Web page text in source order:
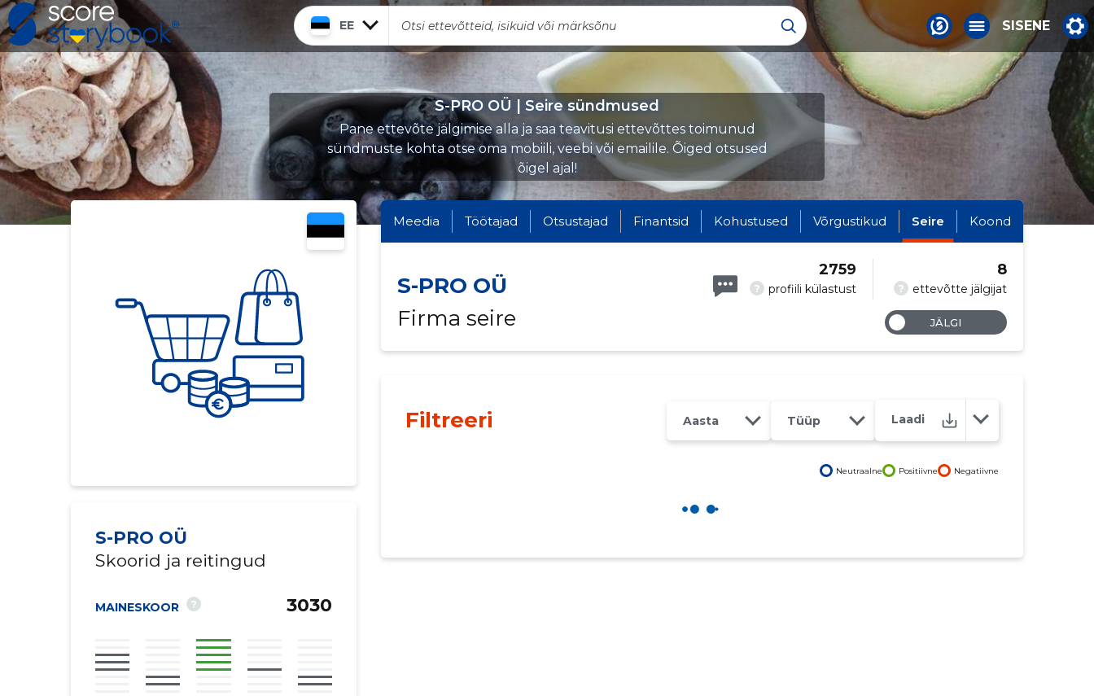
EE SISENE
S-PRO OÜ | Seire sündmused
Pane ettevõte jälgimise alla ja saa teavitusi ettevõttes toimunud
sündmuste kohta otse oma mobiili, veebi või emailile. Õiged otsused
õigel ajal!
S-PRO OÜ
Skoorid ja reitingud
MAINESKOOR ? 3030
Meedia Töötajad Otsustajad Finantsid Kohustused Võrgustikud Seire Koond
S-PRO OÜ
Firma seire
? profiili külastust
2759
? ettevõtte jälgijat
8
JÄLGI
Filtreeri Aasta Tüüp Laadi
Neutraalne Positiivne Negatiivne